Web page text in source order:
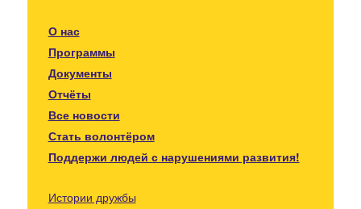
О нас
Программы
Документы
Отчёты
Все новости
Стать волонтёром
Поддержи людей с нарушениями развития!
Истории дружбы